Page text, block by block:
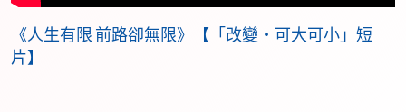
《人生有限 前路卻無限》【「改變‧可大可小」短
片】